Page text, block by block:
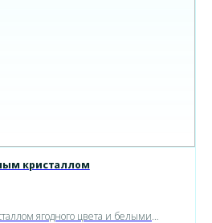
кристаллом
ягодного цвета и белыми